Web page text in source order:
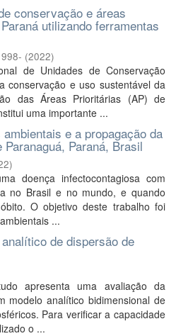
conservação e áreas
utilizando ferramentas
(2022)
de Unidades de Conservação
conservação e uso sustentável da
das Áreas Prioritárias (AP) de
uma importante ...
e a propagação da
Paraná, Brasil
)
doença infectocontagiosa com
no Brasil e no mundo, e quando
O objetivo deste trabalho foi
...
de dispersão de
apresenta uma avaliação da
modelo analítico bidimensional de
Para verificar a capacidade
o ...